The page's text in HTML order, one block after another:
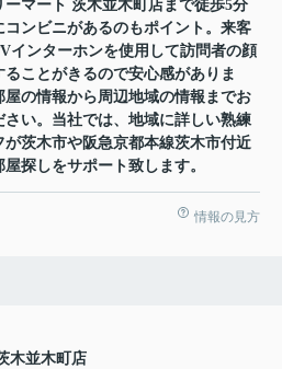
ーマート 茨木並木町店まで徒歩5分
コンビニがあるのもポイント。来客
インターホンを使用して訪問者の顔
ることがきるので安心感がありま
屋の情報から周辺地域の情報までお
さい。当社では、地域に詳しい熟練
が茨木市や阪急京都本線茨木市付近
探しをサポート致します。
情報の見方
木並木町店